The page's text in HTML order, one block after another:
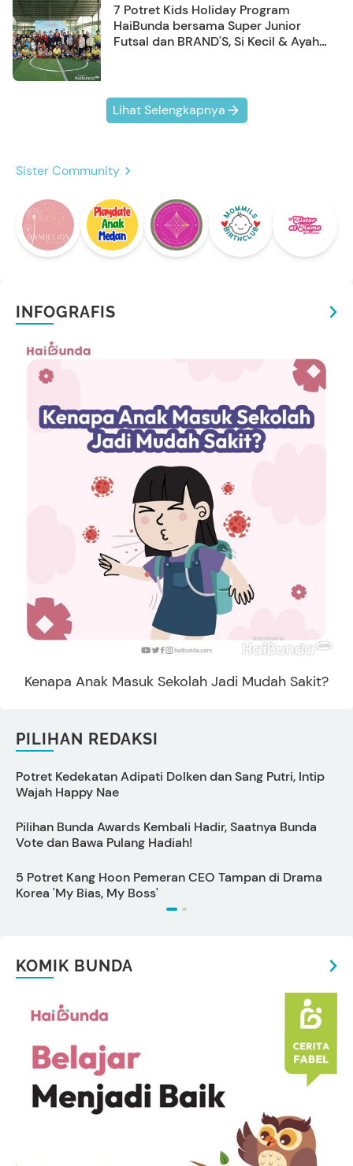
7 Potret Kids Holiday Program
HaiBunda bersama Super Junior
Futsal dan BRAND'S, Si Kecil & Ayah
Lihat Selengkapnya
Sister Community
INFOGRAFIS
Kenapa Anak Masuk Sekolah Jadi Mudah Sakit?
PILIHAN REDAKSI
Potret Kedekatan Adipati Dolken dan Sang Putri, Intip
Wajah Happy Nae
Pilihan Bunda Awards Kembali Hadir, Saatnya Bunda
Vote dan Bawa Pulang Hadiah!
5 Potret Kang Hoon Pemeran CEO Tampan di Drama
Korea 'My Bias, My Boss'
KOMIK BUNDA